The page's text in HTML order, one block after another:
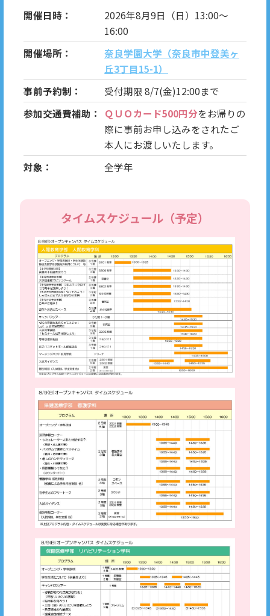
開催日時：
2026年8月9日（日）13:00～
16:00
開催場所：
奈良学園大学（奈良市中登美ヶ
丘3丁目15-1）
事前予約制：
受付期限 8/7(金)12:00まで
参加交通費補助：
ＱＵＯカード500円分をお帰りの
際に事前お申し込みをされたご
本人にお渡しいたします。
対象：
全学年
タイムスケジュール（予定）